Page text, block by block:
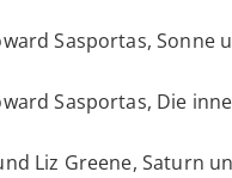
Sasportas,
Sasportas, Die
Liz Greene, Saturn